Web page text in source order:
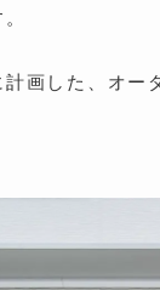
画した、オー